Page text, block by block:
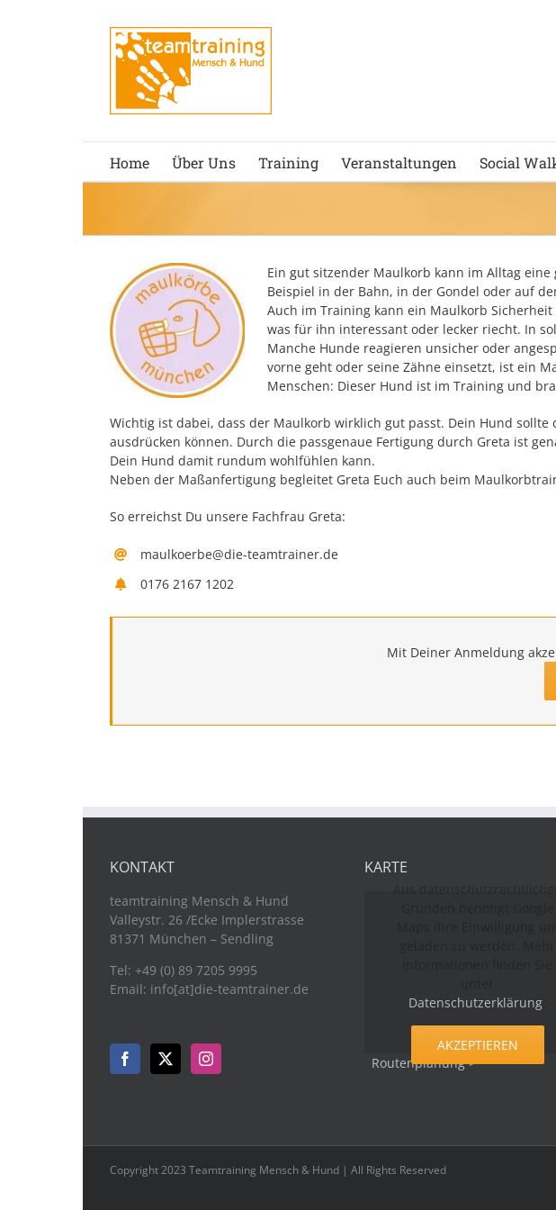
Home Über Uns Training Veranstaltungen Social
Ein gut sitzender Maulkorb kann im Alltag
Beispiel in der Bahn, in der Gondel oder auf
Auch im Training kann ein Maulkorb
was für ihn interessant oder lecker riecht. In
Manche Hunde reagieren unsicher oder
vorne geht oder seine Zähne einsetzt, ist ein
Menschen: Dieser Hund ist im Training und
Wichtig ist dabei, dass der Maulkorb wirklich gut passt. Dein Hund
ausdrücken können. Durch die passgenaue Fertigung durch Greta ist
Dein Hund damit rundum wohlfühlen kann.
Neben der Maßanfertigung begleitet Greta Euch auch beim
So erreichst Du unsere Fachfrau Greta:
maulkoerbe@die-teamtrainer.de
0176 2167 1202
Mit Deiner Anmeldung
KONTAKT
teamtraining Mensch & Hund
Valleystr. 26 /Ecke Implerstrasse
81371 München – Sendling
Tel: +49 (0) 89 7205 9995
Email: info[at]die-teamtrainer.de
KARTE
Datenschutzerklärung
AKZEPTIEREN
Routenplanung >
Copyright 2023 Teamtraining Mensch & Hund | All Rights Reserved